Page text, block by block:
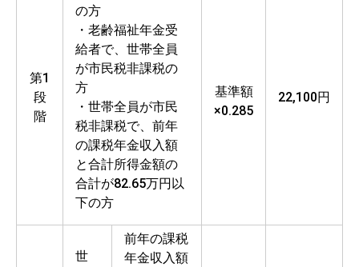
第1
段
階
の方
・老齢福祉年金受
給者で、世帯全員
が市民税非課税の
方
・世帯全員が市民
税非課税で、前年
の課税年金収入額
と合計所得金額の
合計が82.65万円以
下の方
基準額
×0.285
22,100円
世
前年の課税
年金収入額